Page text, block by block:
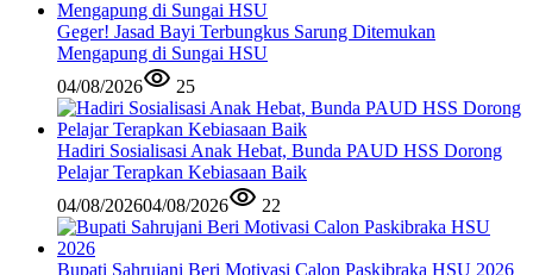
Geger! Jasad Bayi Terbungkus Sarung Ditemukan
Mengapung di Sungai HSU
04/08/2026
25
Hadiri Sosialisasi Anak Hebat, Bunda PAUD HSS Dorong
Pelajar Terapkan Kebiasaan Baik
04/08/202604/08/2026 22
Bupati Sahrujani Beri Motivasi Calon Paskibraka HSU 2026